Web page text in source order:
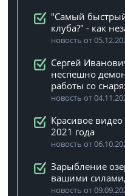
"Самый
клуба?" - как
новость от
Сергей
неспешно
работы со
новость от
Красивое
2021 года
новость от
Зарыбление
вашими
новость от